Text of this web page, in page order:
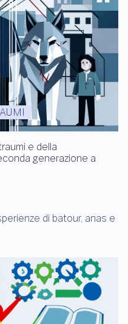
e della
generazione a
di batour, anas e